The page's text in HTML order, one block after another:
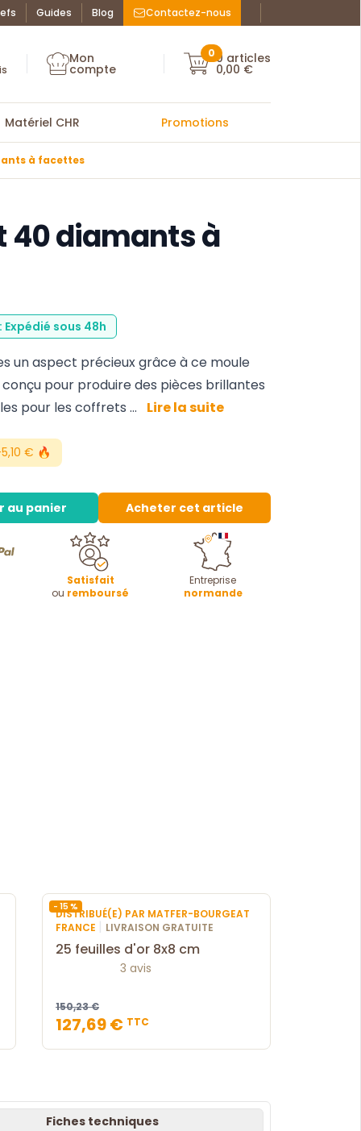
Guides Blog Contactez-nous Facebook : La
Instagram :
Mon compte
Mon
compte Mon compte
00 articles
0,00 €
Matériel CHR Promotions
à facettes
40 diamants à
Expédié sous 48h
un aspect précieux grâce à ce moule
pour produire des pièces brillantes
pour les coffrets ...
Lire la suite
€ 🔥
au panier Acheter cet article
Satisfait
ou remboursé
Entreprise
normande
- 15 %
DISTRIBUÉ(E) PAR MATFER-BOURGEAT
FRANCE | LIVRAISON GRATUITE
25 feuilles d'or 8x8 cm
3 avis
150,23 €
127,69 € TTC
Fiches techniques